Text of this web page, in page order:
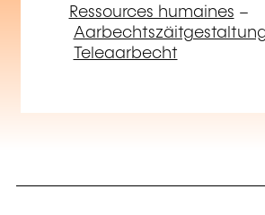
Ressources humaines –
Teleaarbecht